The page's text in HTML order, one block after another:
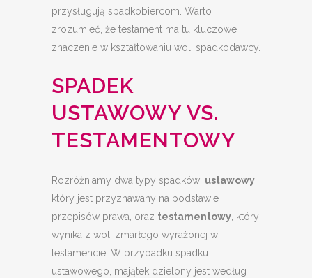
przysługują spadkobiercom. Warto
zrozumieć, że testament ma tu kluczowe
znaczenie w kształtowaniu woli spadkodawcy.
SPADEK
USTAWOWY VS.
TESTAMENTOWY
Rozróżniamy dwa typy spadków: ustawowy,
który jest przyznawany na podstawie
przepisów prawa, oraz testamentowy, który
wynika z woli zmarłego wyrażonej w
testamencie. W przypadku spadku
ustawowego, majątek dzielony jest według